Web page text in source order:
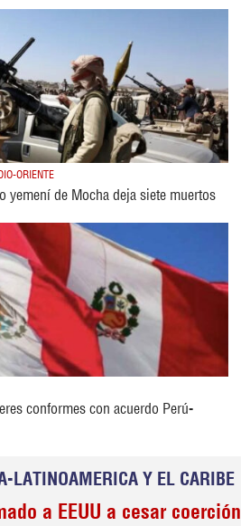
ORIENTE
yemení de Mocha deja siete muertos
conformes con acuerdo Perú-
LATINOAMERICA Y EL CARIBE
a EEUU a cesar coerción